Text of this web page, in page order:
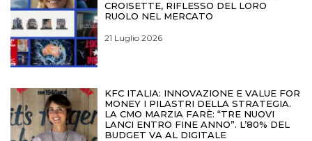
CROISETTE, RIFLESSO DEL LORO
RUOLO NEL MERCATO
21 Luglio 2026
KFC ITALIA: INNOVAZIONE E VALUE FOR
MONEY I PILASTRI DELLA STRATEGIA.
LA CMO MARZIA FARÈ: “TRE NUOVI
LANCI ENTRO FINE ANNO”. L’80% DEL
BUDGET VA AL DIGITALE